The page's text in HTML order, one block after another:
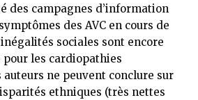
des campagnes d’information
des AVC en cours de
sociales sont encore
pour les cardiopathies
auteurs ne peuvent conclure sur
ethniques (très nettes